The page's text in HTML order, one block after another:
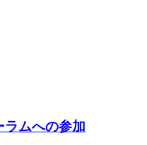
ラムへの参加